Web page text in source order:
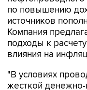
по повышению
источников
Компания
подходы к
влияния на
"В условиях
жесткой денежно-